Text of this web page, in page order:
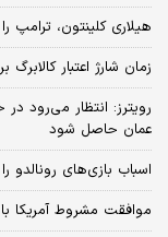
هیلاری کلینتون، ترامپ
زمان شارژ اعتبار
رویترز: انتظار می‌رود
عمان حاصل شود
اسباب‌ بازی‌های
موافقت مشروط آمریکا